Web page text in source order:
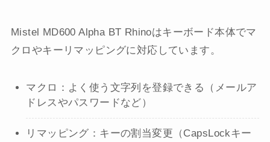
Mistel MD600 Alpha BT Rhinoはキーボード本体でマ
クロやキーリマッピングに対応しています。
マクロ：よく使う文字列を登録できる（メールア
ドレスやパスワードなど）
リマッピング：キーの割当変更（CapsLockキー